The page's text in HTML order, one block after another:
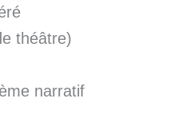
théâtre)
narratif